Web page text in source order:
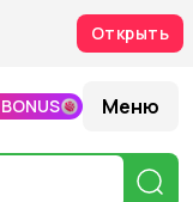
Открыть
Меню